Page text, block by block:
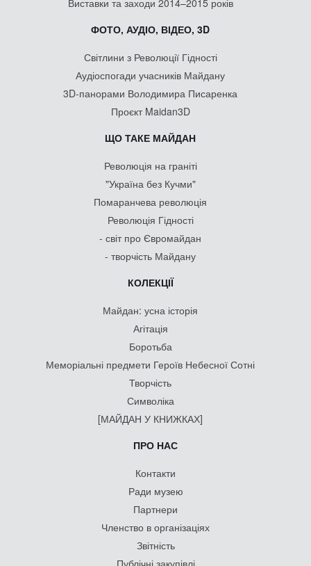
Виставки та заходи 2014–2015 років
ФОТО, АУДІО, ВІДЕО, 3D
Світлини з Революції Гідності
Аудіоспогади учасників Майдану
3D-панорами Володимира Писаренка
Проєкт Maidan3D
ЩО ТАКЕ МАЙДАН
Революція на граніті
"Україна без Кучми"
Помаранчева революція
Революція Гідності
- світ про Євромайдан
- творчість Майдану
КОЛЕКЦІЇ
Майдан: усна історія
Агітація
Боротьба
Меморіальні предмети Героїв Небесної Сотні
Творчість
Символіка
[МАЙДАН У КНИЖКАХ]
ПРО НАС
Контакти
Ради музею
Партнери
Членство в організаціях
Звітність
Публічні закупівлі